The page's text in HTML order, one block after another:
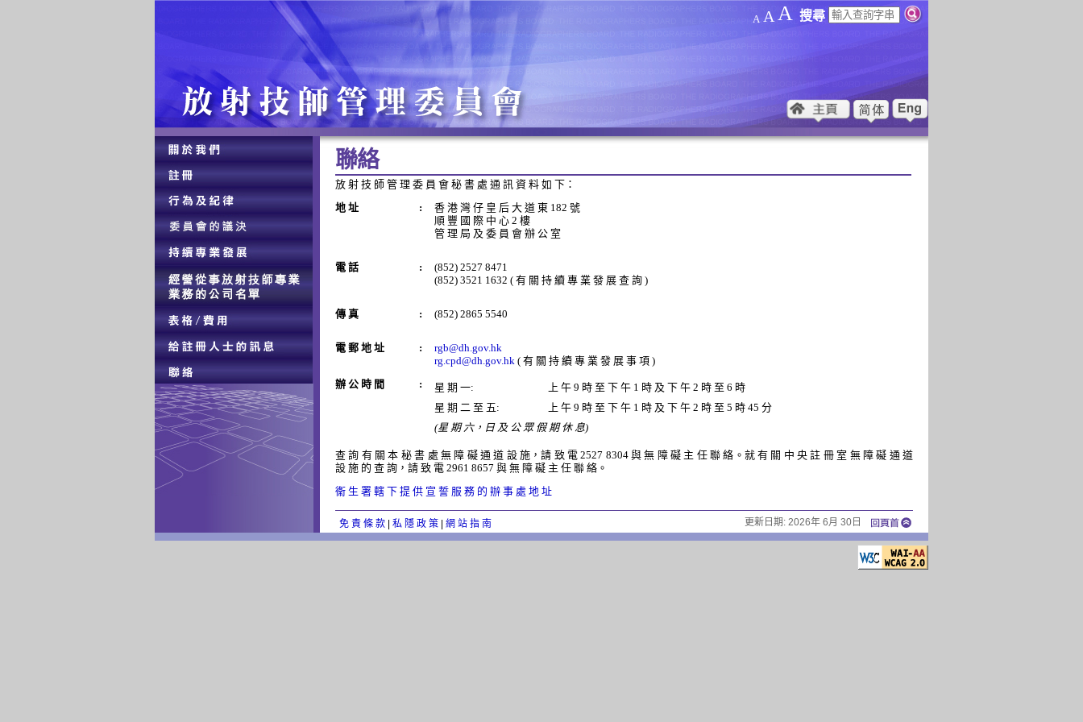
A A A 搜尋
聯 絡
放 射 技 師 管 理 委 員 會 秘 書 處 通 訊 資 料 如 下：
地 址
:
香 港 灣 仔 皇 后 大 道 東 182 號
順 豐 國 際 中 心 2 樓
管 理 局 及 委 員 會 辦 公 室
電 話 :
(852) 2527 8471
(852) 3521 1632 ( 有 關 持 續 專 業 發 展 查 詢 )
傳 真 : (852) 2865 5540
電 郵 地 址 :
rgb@dh.gov.hk
rg.cpd@dh.gov.hk ( 有 關 持 續 專 業 發 展 事 項 )
辦 公 時 間
: 星 期 一:
上 午 9 時 至 下 午 1 時 及 下 午 2 時 至 6 時
星 期 二 至 五:
上 午 9 時 至 下 午 1 時 及 下 午 2 時 至 5 時 45 分
(星 期 六，日 及 公 眾 假 期 休 息)
查 詢 有 關 本 秘 書 處 無 障 礙 通 道 設 施，請 致 電 2527 8304 與 無 障 礙 主 任 聯 絡。就 有 關 中 央 註 冊 室 無 障 礙 通 道
設 施 的 查 詢，請 致 電 2961 8657 與 無 障 礙 主 任 聯 絡。
衞 生 署 轄 下 提 供 宣 誓 服 務 的 辦 事 處 地 址
免 責 條 款 私 隱 政 策 網 站 指 南 更新日期: 2026年 6月 30日